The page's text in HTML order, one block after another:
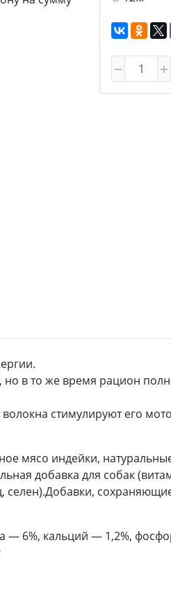
но в то же время рацион
стимулируют его
мясо индейки,
добавка для собак
селен).Добавки,
— 6%, кальций — 1,2%,